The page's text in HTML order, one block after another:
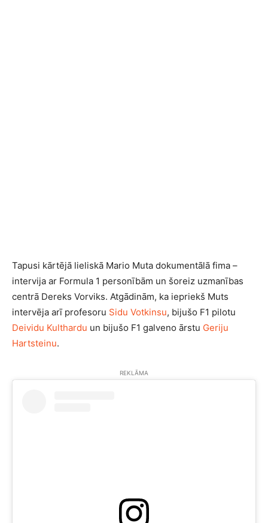
Tapusi kārtējā lieliskā Mario Muta dokumentālā fima –
intervija ar Formula 1 personībām un šoreiz uzmanības
centrā Dereks Vorviks. Atgādinām, ka iepriekš Muts
intervēja arī profesoru Sidu Votkinsu, bijušo F1 pilotu
Deividu Kulthardu un bijušo F1 galveno ārstu Geriju
Hartsteinu.
REKLĀMA